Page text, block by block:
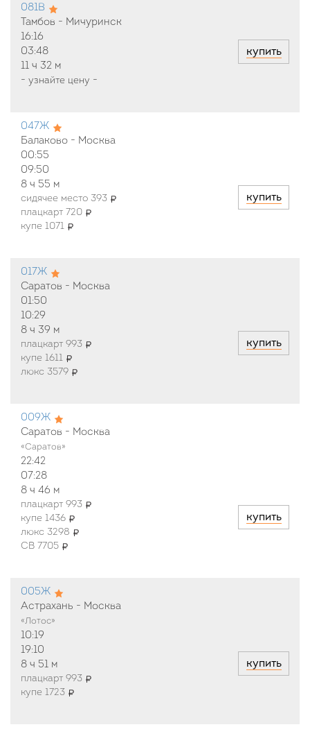
081В
Тамбов - Мичуринск
16:16
03:48
11 ч 32 м
- узнайте цену -
купить
047Ж
Балаково - Москва
00:55
09:50
8 ч 55 м
сидячее место 393
плацкарт 720
купе 1071
купить
017Ж
Саратов - Москва
01:50
10:29
8 ч 39 м
плацкарт 993
купе 1611
люкс 3579
купить
009Ж
Саратов - Москва
«Саратов»
22:42
07:28
8 ч 46 м
плацкарт 993
купе 1436
люкс 3298
СВ 7705
купить
005Ж
Астрахань - Москва
«Лотос»
10:19
19:10
8 ч 51 м
плацкарт 993
купе 1723
купить